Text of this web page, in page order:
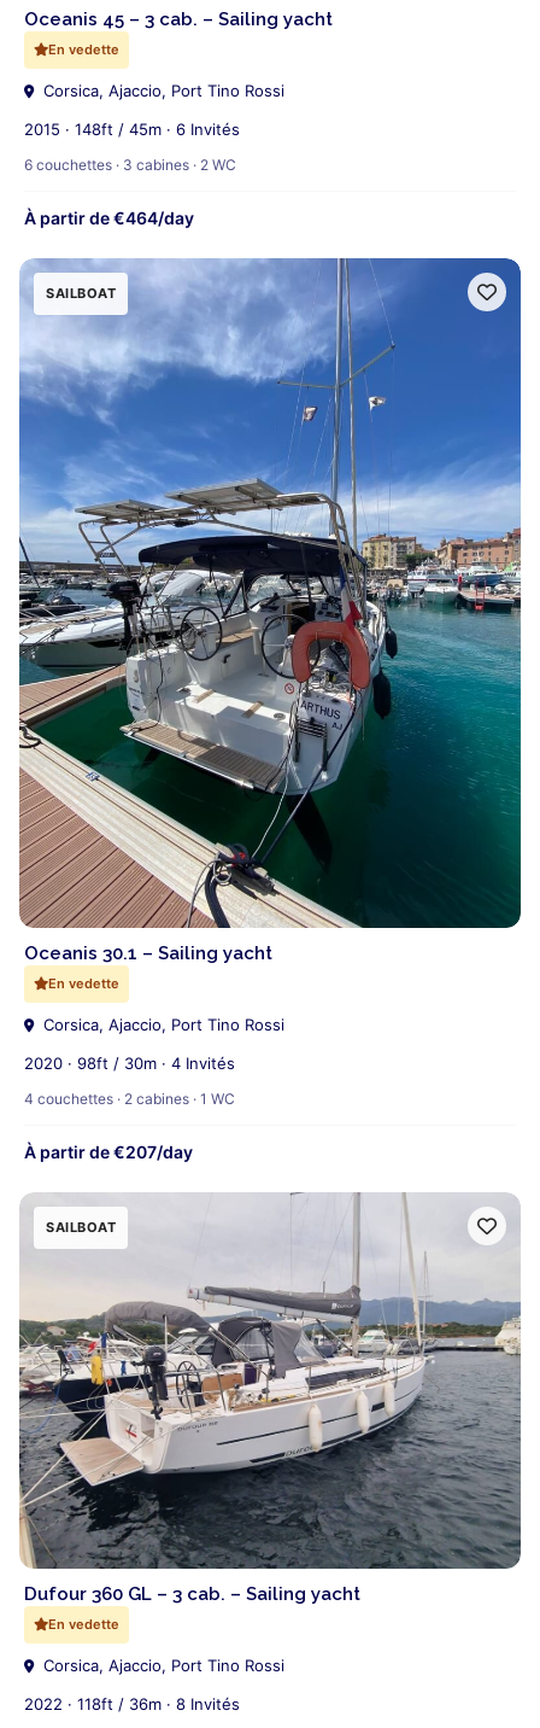
Oceanis 45 – 3 cab. – Sailing yacht
En vedette
Corsica, Ajaccio, Port Tino Rossi
2015 · 148ft / 45m · 6 Invités
6 couchettes · 3 cabines · 2 WC
À partir de €464/day
SAILBOAT
Oceanis 30.1 – Sailing yacht
En vedette
Corsica, Ajaccio, Port Tino Rossi
2020 · 98ft / 30m · 4 Invités
4 couchettes · 2 cabines · 1 WC
À partir de €207/day
SAILBOAT
Dufour 360 GL – 3 cab. – Sailing yacht
En vedette
Corsica, Ajaccio, Port Tino Rossi
2022 · 118ft / 36m · 8 Invités